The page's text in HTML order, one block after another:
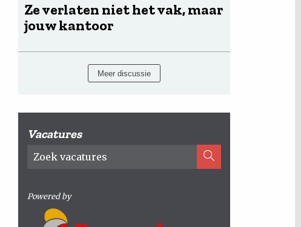
Ze verlaten niet het vak, maar
jouw kantoor
Meer discussie
Vacatures
Powered by